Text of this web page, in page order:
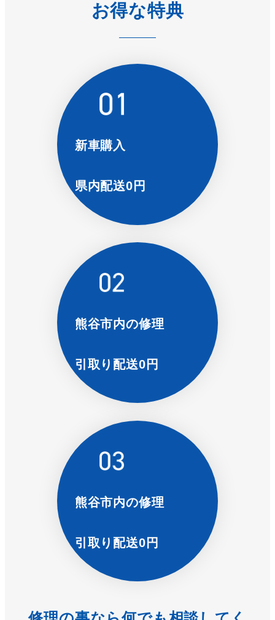
お得な特典
新車購入
県内配送0円
熊谷市内の修理
引取り配送0円
熊谷市内の修理
引取り配送0円